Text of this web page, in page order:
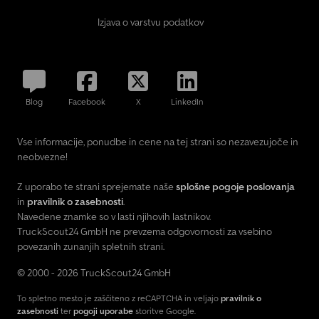
vrat. * Pametno shranjevanje: premišljene rešitve za kolesa,
modele ogledate v živo. Veselimo se vašega obiska. Skupaj bomo
našli primernega sopotnika za vaše potovanje! Lep pozdrav, ekipa
vaših prodajnih svetovalcev pri Spürkel. Prosimo upoštevajte, da
interna ID: 35489-2146 2. brez Secure, emisijski standard: Euro 6e,
osnovno vozilo: FIAT Ducato,
Izjava o varstvu podatkov
Blog Facebook X LinkedIn
Vse informacije, ponudbe in cene na tej strani so nezavezujoče in
neobvezne!
Z uporabo te strani sprejemate naše splošne pogoje poslovanja
in pravilnik o zasebnosti.
Navedene znamke so v lasti njihovih lastnikov.
TruckScout24 GmbH ne prevzema odgovornosti za vsebino
povezanih zunanjih spletnih strani.
© 2000 - 2026 TruckScout24 GmbH
To spletno mesto je zaščiteno z reCAPTCHA in veljajo pravilnik o
zasebnosti ter pogoji uporabe storitve Google.